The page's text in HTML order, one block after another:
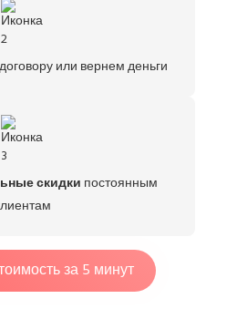
или вернем деньги
скидки постоянным
за 5 минут